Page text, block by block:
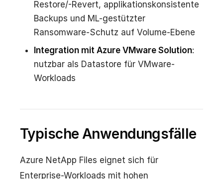
Restore/-Revert, applikationskonsistente
Backups und ML-gestützter
Ransomware-Schutz auf Volume-Ebene
Integration mit Azure VMware Solution:
nutzbar als Datastore für VMware-
Workloads
Typische Anwendungsfälle
Azure NetApp Files eignet sich für
Enterprise-Workloads mit hohen